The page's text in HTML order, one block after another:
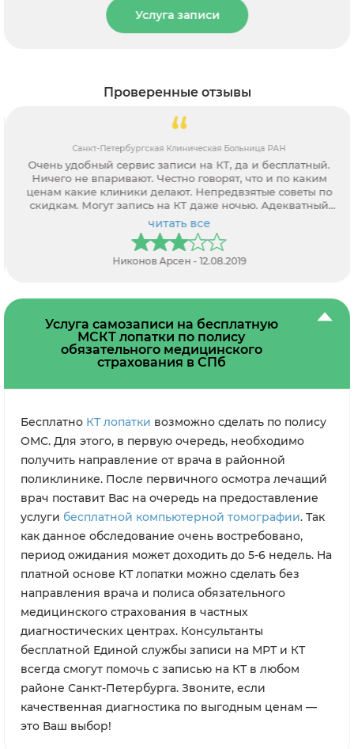
Услуга записи
Проверенные отзывы
Санкт-Петербургская Клиническая Больница РАН
Очень удобный сервис записи на КТ, да и бесплатный.
Ничего не впаривают. Честно говорят, что и по каким
ценам какие клиники делают. Непредвзятые советы по
скидкам. Могут запись на КТ даже ночью. Адекватный
персонал.
читать все
Никонов Арсен - 12.08.2019
Услуга самозаписи на бесплатную
МСКТ лопатки по полису
обязательного медицинского
страхования в СПб
Бесплатно КТ лопатки возможно сделать по полису
ОМС. Для этого, в первую очередь, необходимо
получить направление от врача в районной
поликлинике. После первичного осмотра лечащий
врач поставит Вас на очередь на предоставление
услуги бесплатной компьютерной томографии. Так
как данное обследование очень востребовано,
период ожидания может доходить до 5-6 недель. На
платной основе КТ лопатки можно сделать без
направления врача и полиса обязательного
медицинского страхования в частных
диагностических центрах. Консультанты
бесплатной Единой службы записи на МРТ и КТ
всегда смогут помочь с записью на КТ в любом
районе Санкт-Петербурга. Звоните, если
качественная диагностика по выгодным ценам —
это Ваш выбор!